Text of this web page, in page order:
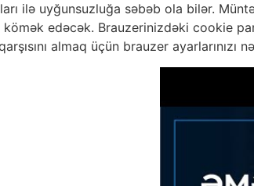
ilə uyğunsuzluğa səbəb ola bilər.
edəcək. Brauzerinizdəki cookie
almaq üçün brauzer